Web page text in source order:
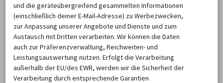
Zusatzfahrer im Preis inkludiert ist. Wenn
Reiseteilnehmern unter zwölf Jahre alt sind und Sie eine
für das Alter geeignete Sicherung nicht mitnehmen
möchten, buchen Sie einen Kindersitz oder eine
Babyschale dazu. Winterreifen und Schneeketten sind
ebenfalls beliebte Optionen.
und die geräteübergreifend gesammelten Informationen
(einschließlich deiner E-Mail-Adresse) zu Werbezwecken,
zur Anpassung unserer Angebote und Dienste und zum
Austausch mit Dritten verarbeiten. Wir können die Daten
auch zur Präferenzverwaltung, Reichweiten- und
Leistungsauswertung nutzen. Erfolgt die Verarbeitung
außerhalb der EU/des EWR, werden wir die Sicherheit der
Verarbeitung durch entsprechende Garantien